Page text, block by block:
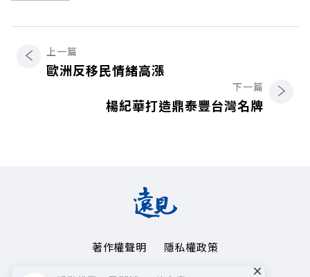
上一篇
歐洲反移民情緒高漲
下一篇
楊紀華打造鼎泰豐台灣名牌
著作權聲明
隱私權政策
Copyright© 1999~2026
×